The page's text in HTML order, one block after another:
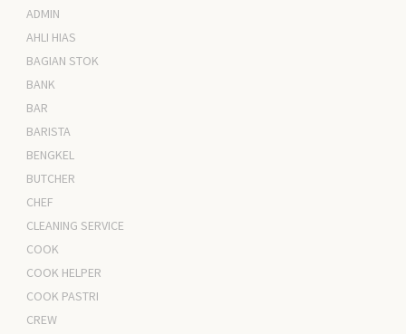
ADMIN
AHLI HIAS
BAGIAN STOK
BANK
BAR
BARISTA
BENGKEL
BUTCHER
CHEF
CLEANING SERVICE
COOK
COOK HELPER
COOK PASTRI
CREW